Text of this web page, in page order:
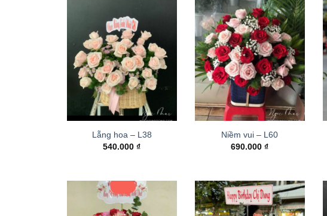
Lẵng hoa – L38
540.000₫
Niềm vui – L60
690.000₫